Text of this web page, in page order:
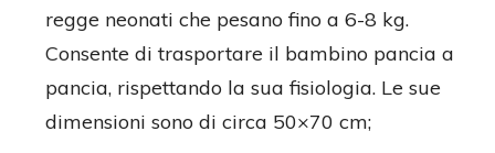
regge neonati che pesano fino a 6-8 kg.
Consente di trasportare il bambino pancia a
pancia, rispettando la sua fisiologia. Le sue
dimensioni sono di circa 50×70 cm;